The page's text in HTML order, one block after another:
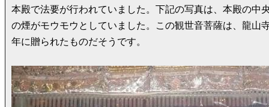
本殿で法要が行われていました。下記の写真は、本殿の中
の煙がモウモウとしていました。この観世音菩薩は、龍山
年に贈られたものだそうです。